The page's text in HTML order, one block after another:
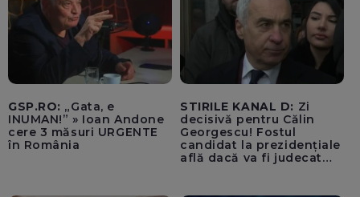
GSP.RO: „Gata, e
INUMAN!” » Ioan Andone
cere 3 măsuri URGENTE
în România
STIRILE KANAL D: Zi
decisivă pentru Călin
Georgescu! Fostul
candidat la prezidențiale
află dacă va fi judecat